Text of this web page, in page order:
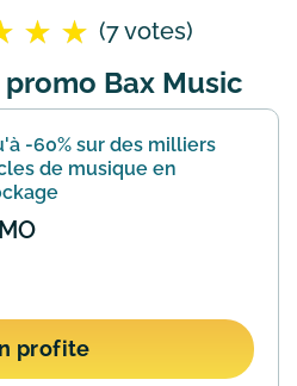
marques telles que Fazley,
(7 votes)
Bax Music
-60% sur des milliers
de musique en
profite